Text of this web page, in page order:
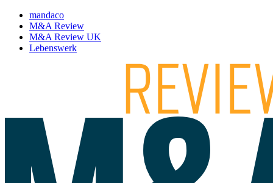
mandaco
M&A Review
M&A Review UK
Lebenswerk